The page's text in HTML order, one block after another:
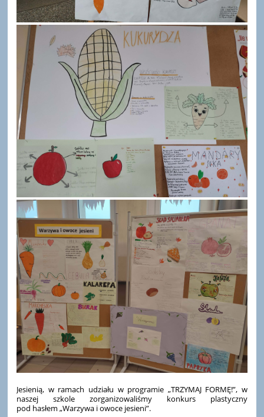
Jesienią, w ramach udziału w programie „TRZYMAJ FORMĘ!”, w
naszej szkole zorganizowaliśmy konkurs plastyczny
pod hasłem „Warzywa i owoce jesieni”.